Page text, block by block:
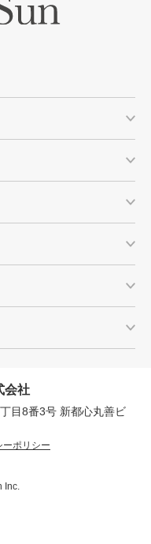
概要資料をダウンロー
会社
目8番3号 新都心丸善ビ
ーポリシー
Inc.